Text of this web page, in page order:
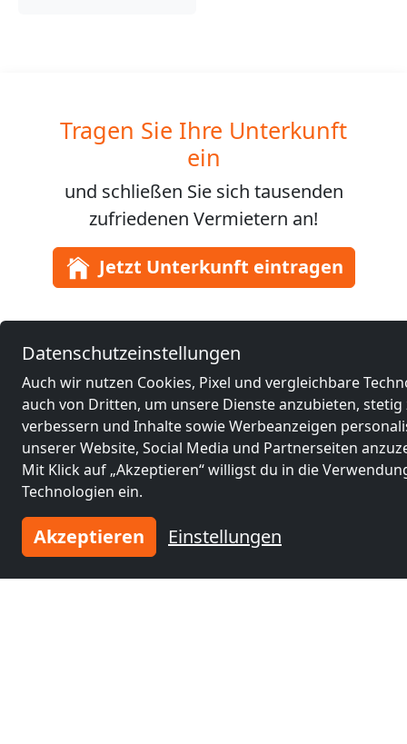
Tragen Sie Ihre Unterkunft
ein
und schließen Sie sich tausenden
zufriedenen Vermietern an!
Jetzt Unterkunft eintragen
INFORMATIONEN
Preise
Datenschutzeinstellungen
Auch wir nutzen Cookies, Pixel und vergleichbare
auch von Dritten, um unsere Dienste anzubieten, stetig
verbessern und Inhalte sowie Werbeanzeigen
unserer Website, Social Media und Partnerseiten
Mit Klick auf „Akzeptieren“ willigst du in die
Technologien ein.
Akzeptieren Einstellungen